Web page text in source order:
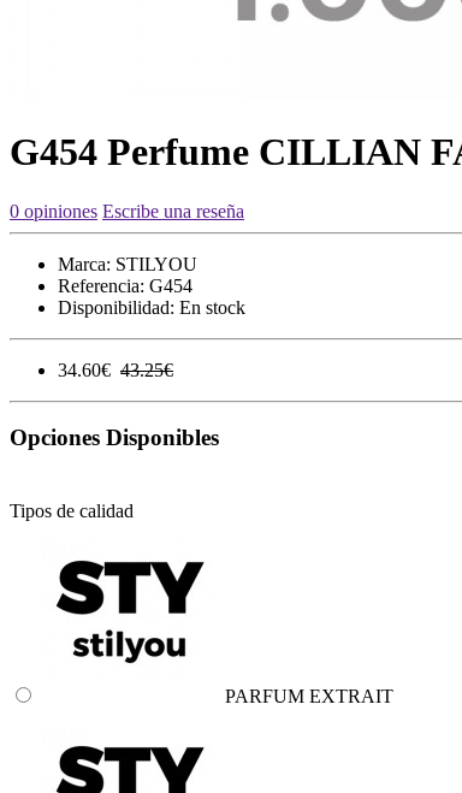
G454 Perfume CILLIAN
0 opiniones Escribe una reseña
Marca: STILYOU
Referencia: G454
Disponibilidad: En stock
34.60€ 43.25€
Opciones Disponibles
Tipos de calidad
PARFUM EXTRAIT